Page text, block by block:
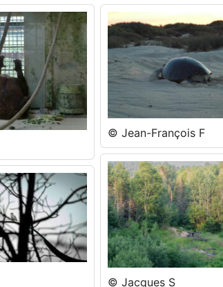
© Jean-François F
© Jacques S